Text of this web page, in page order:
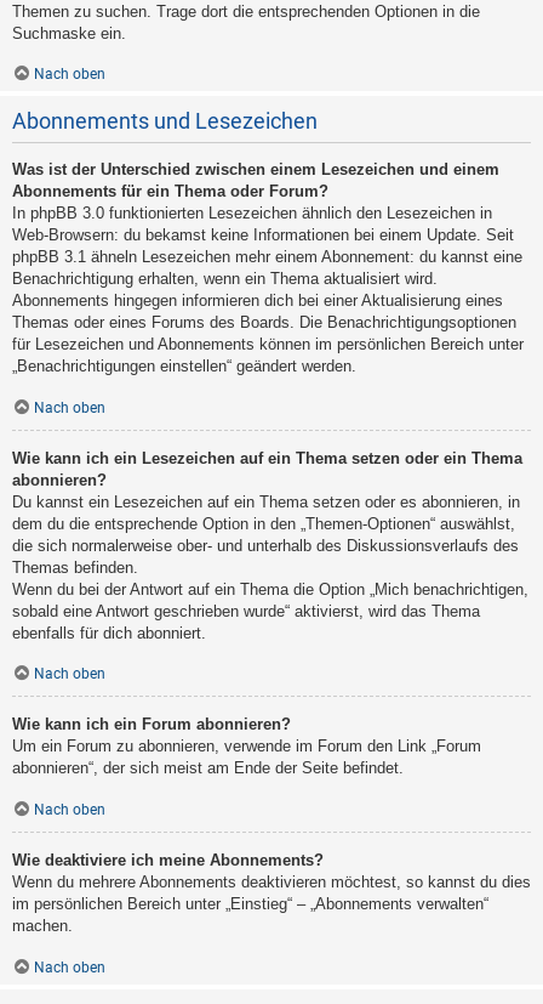
Themen zu suchen. Trage dort die entsprechenden Optionen in die
Suchmaske ein.
Nach oben
Abonnements und Lesezeichen
Was ist der Unterschied zwischen einem Lesezeichen und einem
Abonnements für ein Thema oder Forum?
In phpBB 3.0 funktionierten Lesezeichen ähnlich den Lesezeichen in
Web-Browsern: du bekamst keine Informationen bei einem Update. Seit
phpBB 3.1 ähneln Lesezeichen mehr einem Abonnement: du kannst eine
Benachrichtigung erhalten, wenn ein Thema aktualisiert wird.
Abonnements hingegen informieren dich bei einer Aktualisierung eines
Themas oder eines Forums des Boards. Die Benachrichtigungsoptionen
für Lesezeichen und Abonnements können im persönlichen Bereich unter
„Benachrichtigungen einstellen“ geändert werden.
Nach oben
Wie kann ich ein Lesezeichen auf ein Thema setzen oder ein Thema
abonnieren?
Du kannst ein Lesezeichen auf ein Thema setzen oder es abonnieren, in
dem du die entsprechende Option in den „Themen-Optionen“ auswählst,
die sich normalerweise ober- und unterhalb des Diskussionsverlaufs des
Themas befinden.
Wenn du bei der Antwort auf ein Thema die Option „Mich benachrichtigen,
sobald eine Antwort geschrieben wurde“ aktivierst, wird das Thema
ebenfalls für dich abonniert.
Nach oben
Wie kann ich ein Forum abonnieren?
Um ein Forum zu abonnieren, verwende im Forum den Link „Forum
abonnieren“, der sich meist am Ende der Seite befindet.
Nach oben
Wie deaktiviere ich meine Abonnements?
Wenn du mehrere Abonnements deaktivieren möchtest, so kannst du dies
im persönlichen Bereich unter „Einstieg“ – „Abonnements verwalten“
machen.
Nach oben